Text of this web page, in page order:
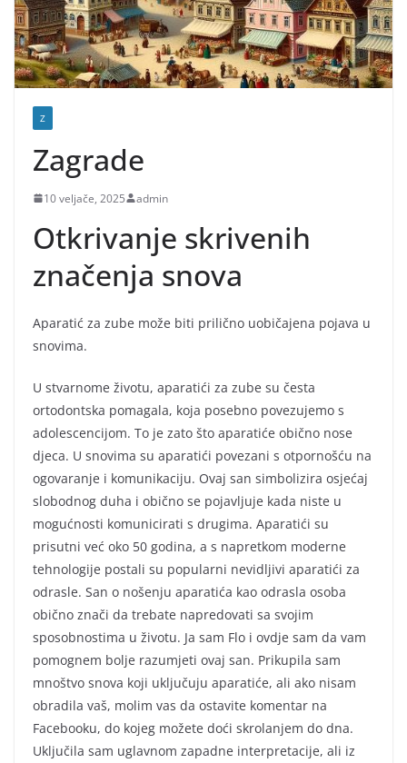
Z
Zagrade
10 veljače, 2025 admin
Otkrivanje skrivenih
značenja snova
Aparatić za zube može biti prilično uobičajena pojava u
snovima.
U stvarnome životu, aparatići za zube su česta
ortodontska pomagala, koja posebno povezujemo s
adolescencijom. To je zato što aparatiće obično nose
djeca. U snovima su aparatići povezani s otpornošću na
ogovaranje i komunikaciju. Ovaj san simbolizira osjećaj
slobodnog duha i obično se pojavljuje kada niste u
mogućnosti komunicirati s drugima. Aparatići su
prisutni već oko 50 godina, a s napretkom moderne
tehnologije postali su popularni nevidljivi aparatići za
odrasle. San o nošenju aparatića kao odrasla osoba
obično znači da trebate napredovati sa svojim
sposobnostima u životu. Ja sam Flo i ovdje sam da vam
pomognem bolje razumjeti ovaj san. Prikupila sam
mnoštvo snova koji uključuju aparatiće, ali ako nisam
obradila vaš, molim vas da ostavite komentar na
Facebooku, do kojeg možete doći skrolanjem do dna.
Uključila sam uglavnom zapadne interpretacije, ali iz